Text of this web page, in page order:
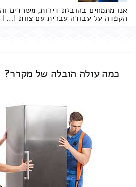
אנו מתמחים בהובלת דירות, משרדים
הקפדה על עבודה עברית עם צוות […]
כמה עולה הובלה של מקרר?